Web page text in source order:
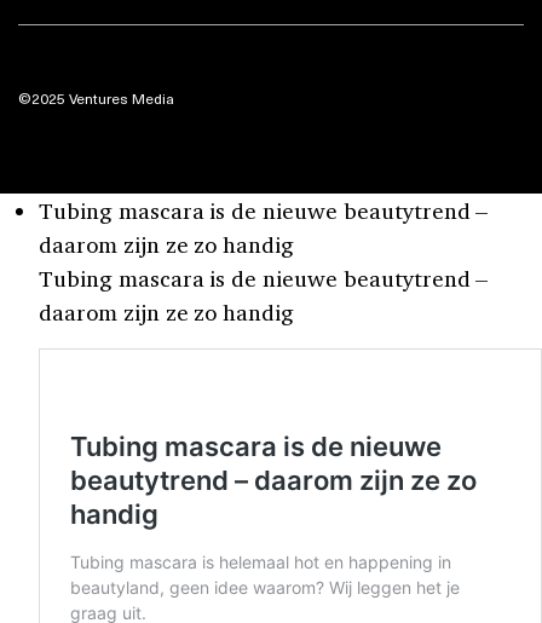
©2025 Ventures Media
Tubing mascara is de nieuwe beautytrend –
daarom zijn ze zo handig
Tubing mascara is de nieuwe beautytrend –
daarom zijn ze zo handig